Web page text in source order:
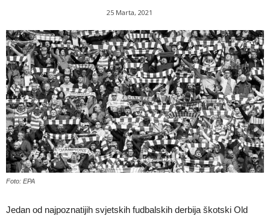
25 Marta, 2021
Foto: EPA
Jedan od najpoznatijih svjetskih fudbalskih derbija škotski Old